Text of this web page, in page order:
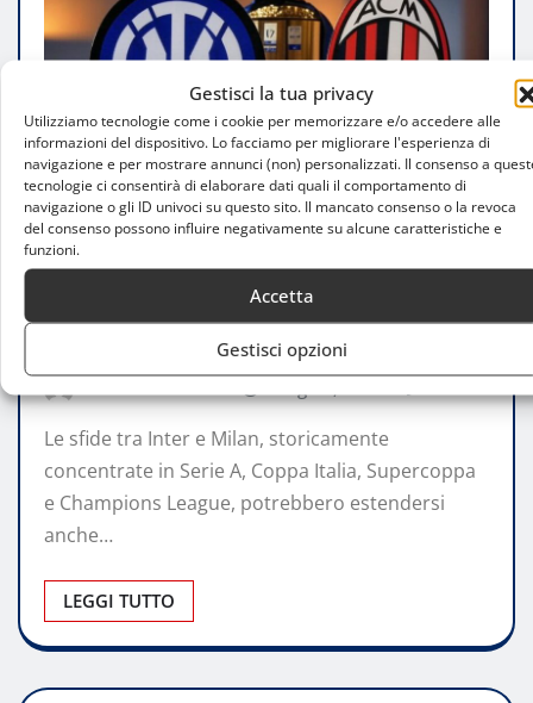
Gestisci la tua privacy
Utilizziamo tecnologie come i cookie per memorizzare e/o accedere alle
informazioni del dispositivo. Lo facciamo per migliorare l'esperienza di
navigazione e per mostrare annunci (non) personalizzati. Il consenso a
tecnologie ci consentirà di elaborare dati quali il comportamento di
navigazione o gli ID univoci su questo sito. Il mancato consenso o la revoca
del consenso possono influire negativamente su alcune caratteristiche e
funzioni.
Accetta
Gestisci opzioni
ATTUALITÀ
Inter Under 23 e Milan Futuro: il futuro
delle seconde squadre
Le sfide tra Inter e Milan, storicamente
concentrate in Serie A, Coppa Italia, Supercoppa
e Champions League, potrebbero estendersi
anche…
LEGGI TUTTO